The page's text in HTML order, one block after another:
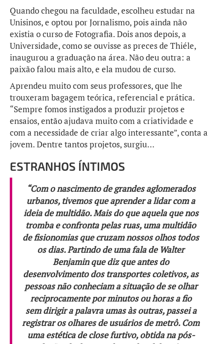
Quando chegou na faculdade, escolheu estudar na
Unisinos, e optou por Jornalismo, pois ainda não
existia o curso de Fotografia. Dois anos depois, a
Universidade, como se ouvisse as preces de Thiéle,
inaugurou a graduação na área. Não deu outra: a
paixão falou mais alto, e ela mudou de curso.
Aprendeu muito com seus professores, que lhe
trouxeram bagagem teórica, referencial e prática.
“Sempre fomos instigados a produzir projetos e
ensaios, então ajudava muito com a criatividade e
com a necessidade de criar algo interessante”, conta a
jovem. Dentre tantos projetos, surgiu…
ESTRANHOS ÍNTIMOS
“Com o nascimento de grandes aglomerados
urbanos, tivemos que aprender a lidar com a
ideia de multidão. Mais do que aquela que nos
tromba e confronta pelas ruas, uma multidão
de fisionomias que cruzam nossos olhos todos
os dias. Partindo de uma fala de Walter
Benjamin que diz que antes do
desenvolvimento dos transportes coletivos, as
pessoas não conheciam a situação de se olhar
reciprocamente por minutos ou horas a fio
sem dirigir a palavra umas às outras, passei a
registrar os olhares de usuários de metrô. Com
uma estética de close furtivo, obtida na pós-